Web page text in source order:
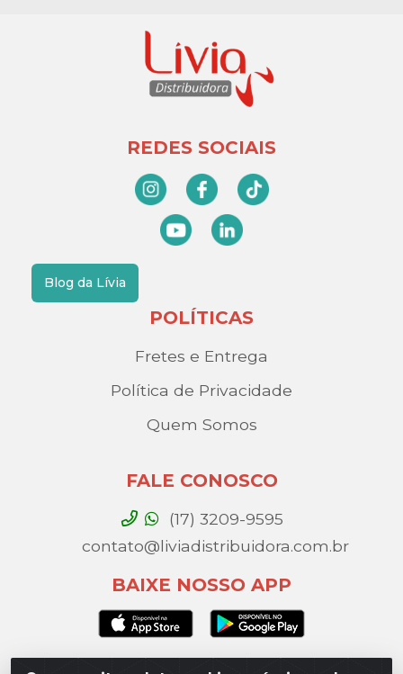
REDES SOCIAIS
Blog da Lívia
POLÍTICAS
Fretes e Entrega
Política de Privacidade
Quem Somos
FALE CONOSCO
(17) 3209-9595
contato@liviadistribuidora.com.br
BAIXE NOSSO APP